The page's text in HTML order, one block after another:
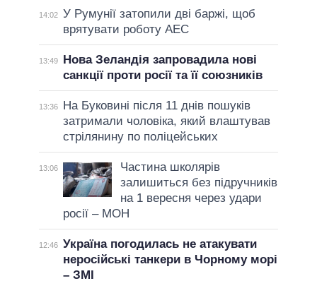
14:02 У Румунії затопили дві баржі, щоб
врятувати роботу АЕС
13:49
Нова Зеландія запровадила нові
санкції проти росії та її союзників
13:36
На Буковині після 11 днів пошуків
затримали чоловіка, який влаштував
стрілянину по поліцейських
13:06
Частина школярів
залишиться без підручників
на 1 вересня через удари
росії – МОН
12:46 Україна погодилась не атакувати
неросійські танкери в Чорному морі
– ЗМІ